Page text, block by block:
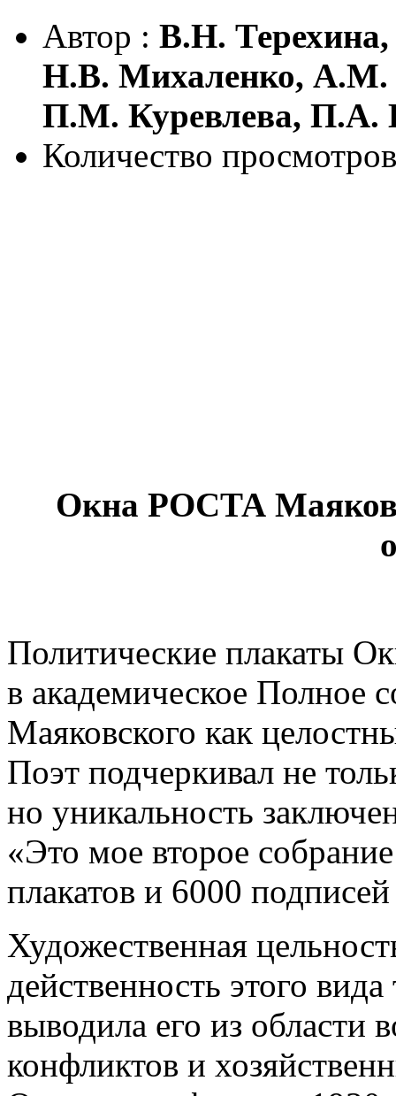
Автор : В.Н.
Н.В. Михаленко, А.М.
П.М. Куревлева, П.А.
Количество
Окна РОСТА
Политические плакаты
в академическое Полное
Маяковского как
Поэт подчеркивал не
но уникальность
«Это мое второе
плакатов и 6000
Художественная
действенность этого
выводила его из области
конфликтов и